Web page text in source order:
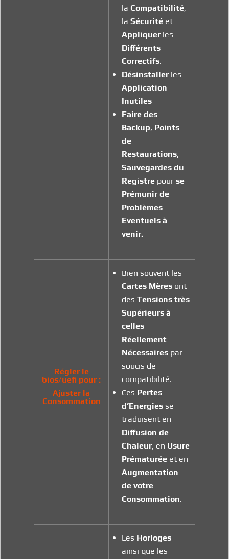
la Compatibilité,
laSécurité et
Appliquer les
Différents
Correctifs.
Désinstaller les
Application
Inutiles
Faire des
Backup, Points
de
Restaurations,
Sauvegardes du
Registre pourse
Prémunir de
Problèmes
Eventuels à
venir.
Régler le
bios/uefi pour :
Ajuster la
Consommation
Bien souvent les
Cartes Mères ont
desTensions très
Supérieurs à
celles
Réellement
Nécessaires par
soucis de
compatibilité.
Ces Pertes
d’Energies se
traduisent en
Diffusion de
Chaleur, en Usure
Prématurée et en
Augmentation
de votre
Consommation.
Les Horloges
ainsi que les